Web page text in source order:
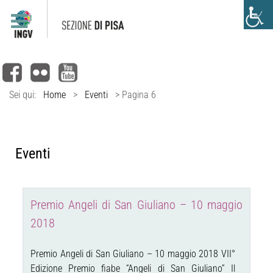
Sei qui: Home > Eventi > Pagina 6
Eventi
Premio Angeli di San Giuliano – 10 maggio
2018
Premio Angeli di San Giuliano – 10 maggio 2018 VII°
Edizione Premio fiabe “Angeli di San Giuliano” Il